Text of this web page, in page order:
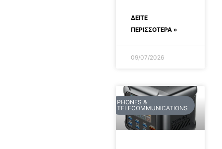
ΔΕΊΤΕ
ΠΕΡΙΣΣΟΤΕΡΑ »
09/07/2026
PHONES &
TELECOMMUNICATIONS